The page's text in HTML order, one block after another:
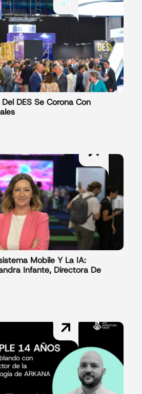
DES Se Corona Con
Mobile Y La IA:
Infante, Directora De